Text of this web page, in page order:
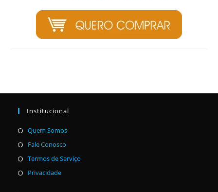
Institucional
Quem SomosAbre
uma
Fale Conosco
em
Termos de Serviço
PrivacidadeAbre